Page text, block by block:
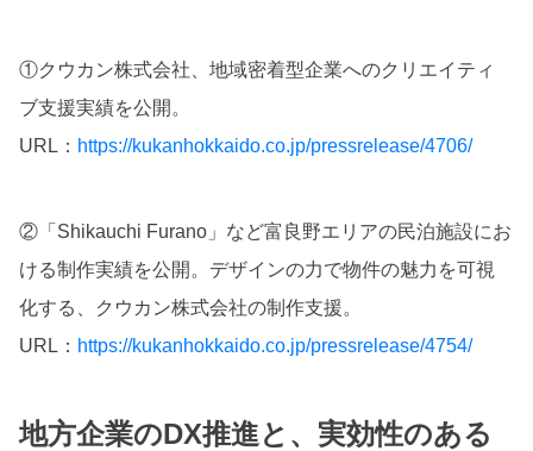
①クウカン株式会社、地域密着型企業へのクリエイティ
ブ支援実績を公開。
URL： https://kukanhokkaido.co.jp/pressrelease/4706/
②「Shikauchi Furano」など富良野エリアの民泊施設にお
ける制作実績を公開。デザインの力で物件の魅力を可視
化する、クウカン株式会社の制作支援。
URL： https://kukanhokkaido.co.jp/pressrelease/4754/
地方企業のDX推進と、実効性のある